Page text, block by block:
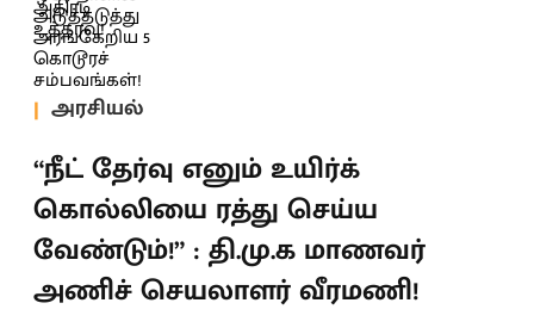
அரசியல்
“நீட் தேர்வு எனும் உயிர்க்
கொல்லியை ரத்து செய்ய
வேண்டும்!” : தி.மு.க மாணவர்
அணிச் செயலாளர் வீரமணி!